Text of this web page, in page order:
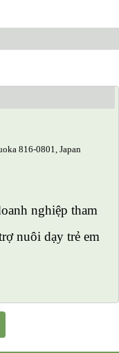
816-0801, Japan
nghiệp tham
nuôi dạy trẻ em